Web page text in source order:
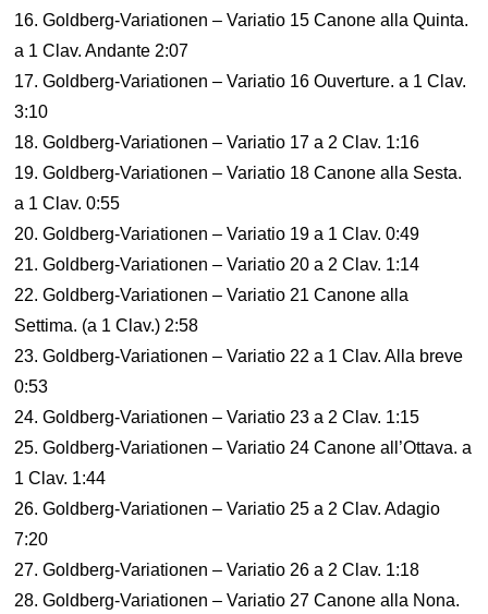
16. Goldberg-Variationen – Variatio 15 Canone alla Quinta.
a 1 Clav. Andante 2:07
17. Goldberg-Variationen – Variatio 16 Ouverture. a 1 Clav.
3:10
18. Goldberg-Variationen – Variatio 17 a 2 Clav. 1:16
19. Goldberg-Variationen – Variatio 18 Canone alla Sesta.
a 1 Clav. 0:55
20. Goldberg-Variationen – Variatio 19 a 1 Clav. 0:49
21. Goldberg-Variationen – Variatio 20 a 2 Clav. 1:14
22. Goldberg-Variationen – Variatio 21 Canone alla
Settima. (a 1 Clav.) 2:58
23. Goldberg-Variationen – Variatio 22 a 1 Clav. Alla breve
0:53
24. Goldberg-Variationen – Variatio 23 a 2 Clav. 1:15
25. Goldberg-Variationen – Variatio 24 Canone all’Ottava. a
1 Clav. 1:44
26. Goldberg-Variationen – Variatio 25 a 2 Clav. Adagio
7:20
27. Goldberg-Variationen – Variatio 26 a 2 Clav. 1:18
28. Goldberg-Variationen – Variatio 27 Canone alla Nona.